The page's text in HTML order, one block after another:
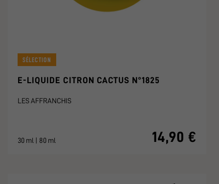
SÉLECTION
E-LIQUIDE CITRON CACTUS N°1825
LES AFFRANCHIS
30 ml | 80 ml 14,90 €